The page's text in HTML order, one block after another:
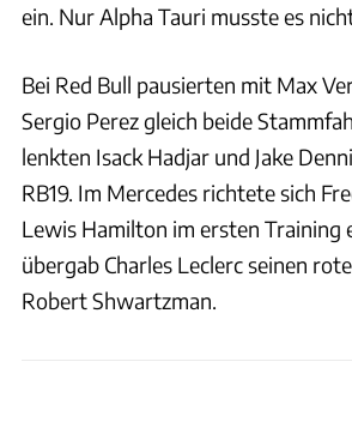
ein. Nur Alpha Tauri musste es
Bei Red Bull pausierten mit Max
Sergio Perez gleich beide
lenkten Isack Hadjar und Jake
RB19. Im Mercedes richtete sich
Lewis Hamilton im ersten Training
übergab Charles Leclerc seinen
Robert Shwartzman.